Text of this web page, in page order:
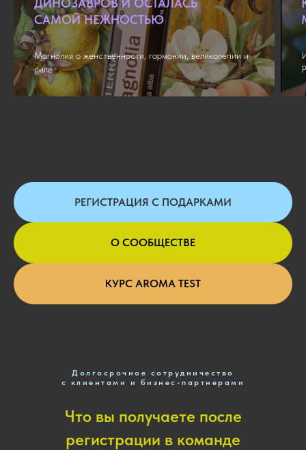
ДИНОЗАВРОВ И ОСТАЛАСЬ
САМОЙ НЕЖНОСТЬЮ
Магнолия о женственности, гармонии, великолепии и
силе
РЕГИСТРАЦИЯ С ПОДАРКАМИ
О СООБЩЕСТВЕ
КУРС AROMA TEST
Долгосрочное сотрудничество
с клиентами и бизнес-партнерами
Что вы получаете после
регистрации в команде